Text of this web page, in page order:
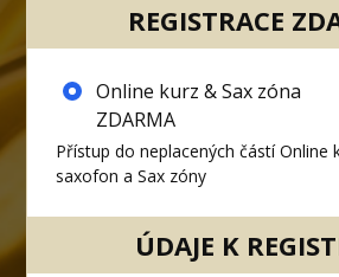
REGISTRACE
Online kurz & Sax zóna
ZDARMA
Přístup do neplacených částí Online
saxofon a Sax zóny
ÚDAJE K